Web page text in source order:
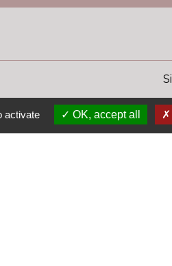
activate OK, accept all